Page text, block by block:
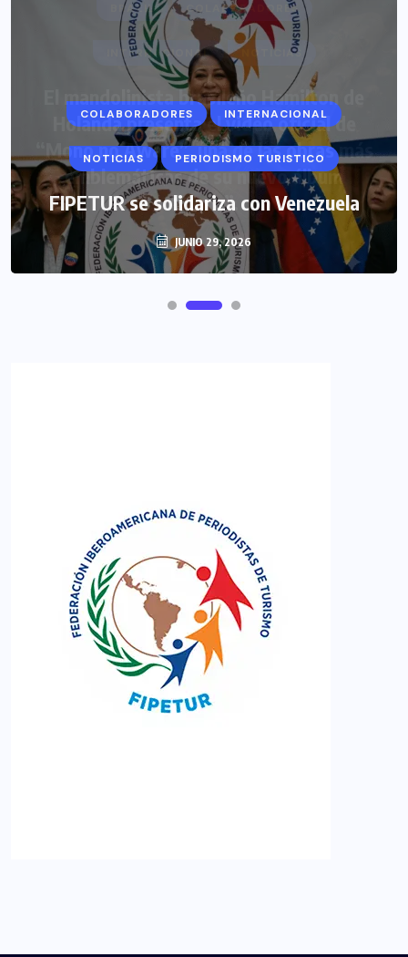
COLABORADORES INTERNACIONAL
NOTICIAS PERIODISMO TURISTICO
FIPETUR se solidariza con Venezuela
JUNIO 29, 2026